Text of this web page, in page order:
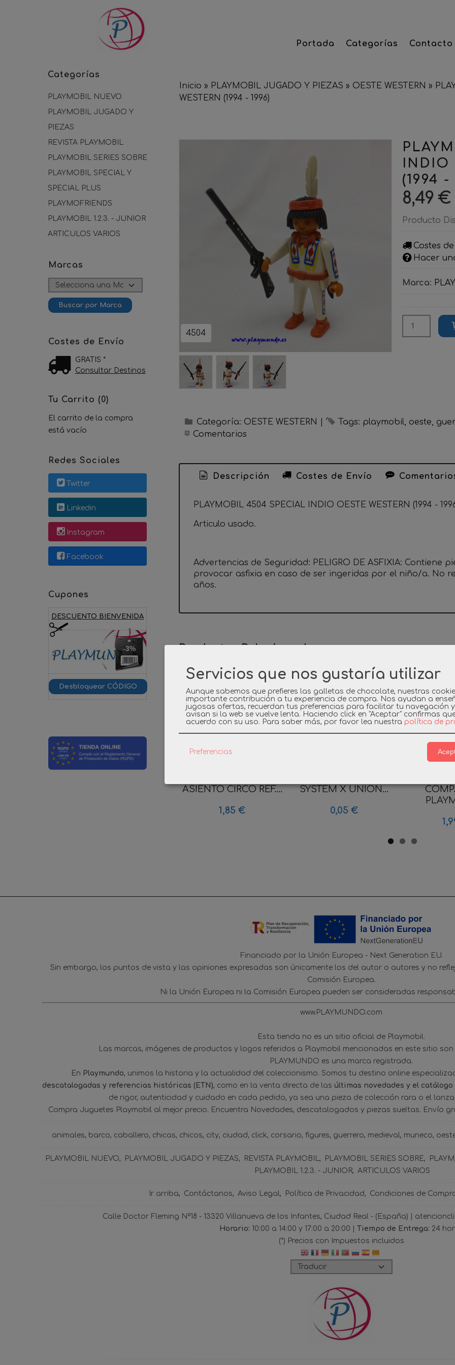
Portada Categorías Contacto
Categorías
PLAYMOBIL NUEVO
PLAYMOBIL JUGADO Y
PIEZAS
REVISTA PLAYMOBIL
PLAYMOBIL SERIES SOBRE
PLAYMOBIL SPECIAL Y
SPECIAL PLUS
PLAYMOFRIENDS
PLAYMOBIL 1.2.3. - JUNIOR
ARTICULOS VARIOS
Marcas
Costes de Envío
GRATIS *
Consultar Destinos
Tu Carrito (0)
El carrito de la compra
está vacío
Redes Sociales
Twitter
Linkedin
Instagram
Facebook
Cupones
DESCUENTO BIENVENIDA
-3%
Inicio » PLAYMOBIL JUGADO Y PIEZAS » OESTE WESTERN »
WESTERN (1994 - 1996)
4504
INDIO
(1994 -
8,49 €
Producto
Costes
Hacer
Marca:
Categoría: OESTE WESTERN Tags: playmobil oeste
Comentarios
Descripción Costes de Envío
PLAYMOBIL 4504 SPECIAL INDIO OESTE WESTERN (1994 -
Articulo usado.
Advertencias de Seguridad: PELIGRO DE ASFIXIA: Contiene
provocar asfixia en caso de ser ingeridas por el niño/a. No
años.
Productos Relacionados
ASIENTO CIRCO REF....
1,85 €
SYSTEM X UNION...
0,05 €
Financiado por la Unión Europea - Next Generation EU.
Sin embargo, los puntos de vista y las opiniones expresadas son únicamente los del autor o autores y no
Comisión Europea.
Ni la Unión Europea ni la Comisión Europea pueden ser consideradas
www.PLAYMUNDO.com
Esta tienda no es un sitio oficial de Playmobil.
Las marcas, imágenes de productos y logos referidos a Playmobil mencionadas en este sitio
PLAYMUNDO es una marca registrada.
En Playmundo, unimos la historia y la actualidad del coleccionismo. Somos tu destino online
descatalogadas y referencias históricas (ETN), como en la venta directa de las últimas novedades y el
de rigor, autenticidad y cuidado en cada pedido, ya sea una pieza de colección rara o el
Compra Juguetes Playmobil al mejor precio. Encuentra Novedades, descatalogados y piezas sueltas. Envío
animales barco caballero chicas chicos city ciudad click corsario figures guerrero medieval muneco
PLAYMOBIL NUEVO PLAYMOBIL JUGADO Y PIEZAS REVISTA PLAYMOBIL PLAYMOBIL SERIES SOBRE
PLAYMOBIL 1.2.3. - JUNIOR
ARTICULOS VARIOS
Ir arriba Contáctanos Aviso Legal Política de Privacidad Condiciones de
Calle Doctor Fleming Nº18 - 13320 Villanueva de los Infantes, Ciudad Real - (España) |
Horario: 10:00 a 14:00 y 17:00 a 20:00 | Tiempo de Entrega: 24
(*) Precios con Impuestos incluidos
Servicios que nos gustaría utilizar
Aunque sabemos que prefieres las galletas de chocolate, nuestras
importante contribución a tu experiencia de compra. Nos ayudan a
jugosas ofertas, recuerdan tus preferencias para facilitar tu navegación
avisan si la web se vuelve lenta. Haciendo click en "Aceptar" confirmas
acuerdo con su uso. Para saber más, por favor lea nuestra política de
Preferencias